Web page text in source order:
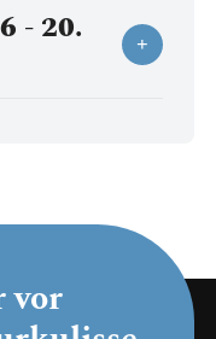
- 20.
vor